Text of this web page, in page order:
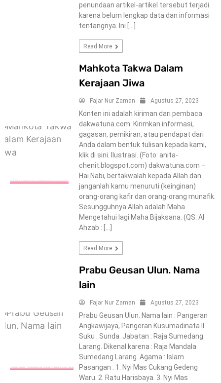
penundaan artikel-artikel tersebut terjadi
karena belum lengkap data dan informasi
tentangnya. Ini […]
Read More
SPIRITUAL-RELIGION
Mahkota Takwa Dalam
Kerajaan Jiwa
Fajar Nur Zaman Agustus 27, 2023
Konten ini adalah kiriman dari pembaca
dakwatuna.com. Kirimkan informasi,
gagasan, pemikiran, atau pendapat dari
Anda dalam bentuk tulisan kepada kami,
klik di sini. Ilustrasi. (Foto: anita-
chenit.blogspot.com) dakwatuna.com –
Hai Nabi, bertakwalah kepada Allah dan
janganlah kamu menuruti (keinginan)
orang-orang kafir dan orang-orang munafik.
Sesungguhnya Allah adalah Maha
Mengetahui lagi Maha Bijaksana. (QS. Al
Ahzab : […]
Read More
MISTERY-KONSPIRACY
Prabu Geusan Ulun. Nama
lain
Fajar Nur Zaman Agustus 27, 2023
Prabu Geusan Ulun. Nama lain : Pangeran
Angkawijaya, Pangeran Kusumadinata II.
Suku : Sunda. Jabatan : Raja Sumedang
Larang. Dikenal karena : Raja Mandala
Sumedang Larang. Agama : Islam
Pasangan : 1. Nyi Mas Cukang Gedeng
Waru. 2. Ratu Harisbaya. 3. Nyi Mas